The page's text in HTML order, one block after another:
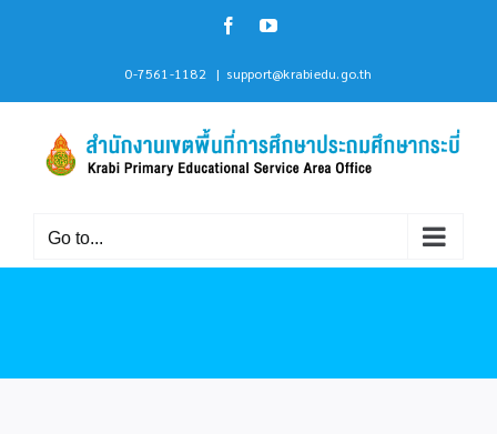
FacebookYouTube
0-7561-1182 | support@krabiedu.go.th
Go to...